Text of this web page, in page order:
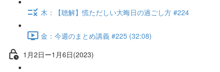
木：【聴解】慌ただしい大晦日の過ごし方 #224
金：今週のまとめ講義 #225 (32:08)
1月2日ー1月6日(2023)